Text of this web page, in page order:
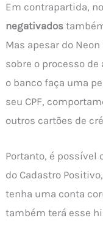
Em contrapartida, no
negativados
Mas apesar do
sobre o processo
o banco faça uma
seu CPF,
outros cartões de
Portanto, é possível
do Cadastro
tenha uma conta
também terá esse